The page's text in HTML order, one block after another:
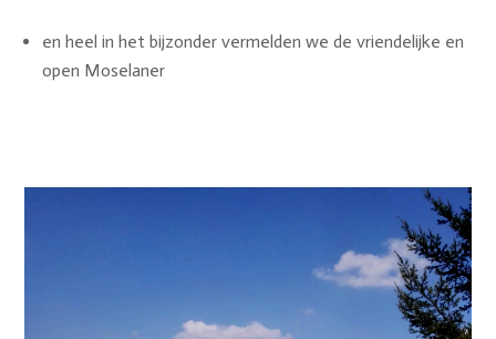
en heel in het bijzonder vermelden we de vriendelijke en
open Moselaner